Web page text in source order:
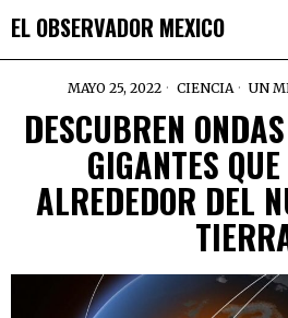
EL OBSERVADOR MEXICO
MAYO 25, 2022 CIENCIA UN
DESCUBREN
GIGANTES
ALREDEDOR DEL